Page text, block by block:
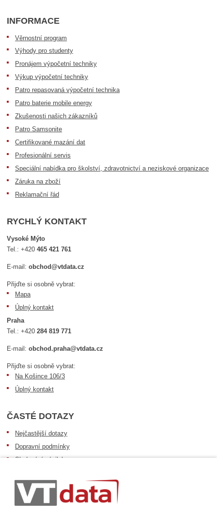
INFORMACE
Věrnostní program
Výhody pro studenty
Pronájem výpočetní techniky
Výkup výpočetní techniky
Patro repasovaná výpočetní technika
Patro baterie mobile energy
Zkušenosti našich zákazníků
Patro Samsonite
Certifikované mazání dat
Profesionální servis
Speciální nabídka pro školství, zdravotnictví a neziskové organizace
Záruka na zboží
Reklamační řád
RYCHLÝ KONTAKT
Vysoké Mýto
Tel.:+420465 421 761
E-mail:obchod@vtdata.cz
Přijďte si osobně vybrat:
Mapa
Úplný kontakt
Praha
Tel.:+420284 819 771
E-mail:obchod.praha@vtdata.cz
Přijďte si osobně vybrat:
Na Košince 106/3
Úplný kontakt
ČASTÉ DOTAZY
Nejčastější dotazy
Dopravní podmínky
Sledování zásilek
Informace k dostupnosti zboží
Obecné informace